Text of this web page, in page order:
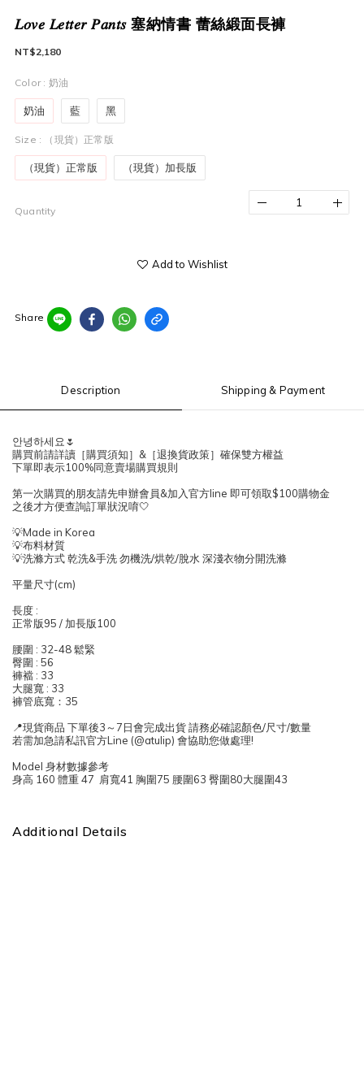
𝐿𝑜𝑣𝑒 𝐿𝑒𝑡𝑡𝑒𝑟 𝑃𝑎𝑛𝑡𝑠 塞納情書 蕾絲緞面長褲
NT$2,180
Color : 奶油
奶油 藍 黑
Size : （現貨）正常版
（現貨）正常版 （現貨）加長版
Quantity
Add to Wishlist
Share
Description Shipping & Payment
안녕하세요🌷
購買前請詳讀［購買須知］&［退換貨政策］確保雙方權益
下單即表示100%同意賣場購買規則
第一次購買的朋友請先申辦會員&加入官方line 即可領取$100購物金
之後才方便查詢訂單狀況唷🤍
💡Made in Korea
💡布料材質
💡洗滌方式 乾洗&手洗 勿機洗/烘乾/脫水 深淺衣物分開洗滌
平量尺寸(cm)
長度 :
正常版95 / 加長版100
腰圍 : 32-48 鬆緊
臀圍 : 56
褲襠 : 33
大腿寬 : 33
褲管底寬：35
📍現貨商品 下單後3～7日會完成出貨 請務必確認顏色/尺寸/數量
若需加急請私訊官方Line (@atulip) 會協助您做處理!
Model 身材數據參考
身高 160 體重 47 肩寬41 胸圍75 腰圍63 臀圍80大腿圍43
Additional Details